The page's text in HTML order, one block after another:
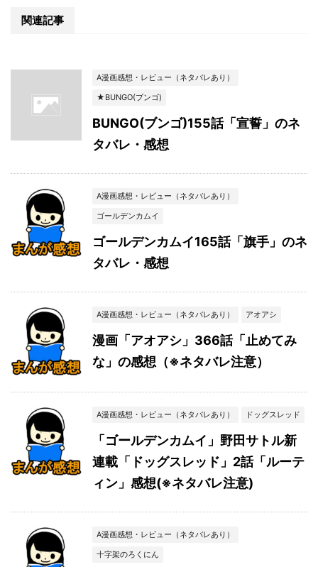
関連記事
A漫画感想・レビュー（ネタバレあり）
★BUNGO(ブンゴ)
BUNGO(ブンゴ)155話「宣誓」のネ
タバレ・感想
A漫画感想・レビュー（ネタバレあり）
ゴールデンカムイ
ゴールデンカムイ165話「旗手」のネ
タバレ・感想
A漫画感想・レビュー（ネタバレあり） アオアシ
漫画「アオアシ」366話「止めてみ
な」の感想（※ネタバレ注意）
A漫画感想・レビュー（ネタバレあり） ドッグスレッド
「ゴールデンカムイ」野田サトル新
連載「ドッグスレッド」2話「ルーテ
ィン」感想(※ネタバレ注意)
A漫画感想・レビュー（ネタバレあり）
十字架のろくにん